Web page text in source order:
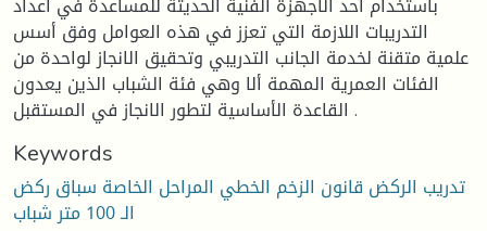
التدريبات اللازمة التي تعزز في هذه العوامل وفق أسس
علمية متقنة لخدمة الجانب التدريبي وتحقيق الانجاز لواحدة من
الفئات العمرية المهمة ألا وهي فئة الشباب الذين يعدون
القاعدة الأساسية لتطور الانجاز في المستقبل .
Keywords
تدريب الركض قانون الزخم الخطي المراحل الخاصة سباق ركض
الـ 100 متر شباب